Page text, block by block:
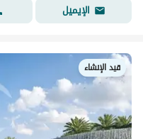
الإيميل
قيد الإنشاء